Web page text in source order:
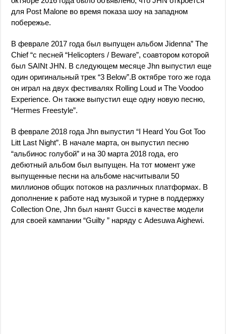
для Post Malone во время показа шоу на западном
побережье.
В феврале 2017 года был выпущен альбом Jidenna” The
Chief “с песней “Helicopters / Beware”, соавтором которой
был SAINt JHN. В следующем месяце Jhn выпустил еще
один оригинальный трек “3 Below”.В октябре того же года
он играл на двух фестивалях Rolling Loud и The Voodoo
Experience. Он также выпустил еще одну новую песню,
“Hermes Freestyle”.
В феврале 2018 года Jhn выпустил “I Heard You Got Too
Litt Last Night”. В начале марта, он выпустил песню
“альбинос голубой” и на 30 марта 2018 года, его
дебютный альбом был выпущен. На тот момент уже
выпущенные песни на альбоме насчитывали 50
миллионов общих потоков на различных платформах. В
дополнение к работе над музыкой и турне в поддержку
Collection One, Jhn был нанят Gucci в качестве модели
для своей кампании “Guilty ” наряду с Adesuwa Aighewi.